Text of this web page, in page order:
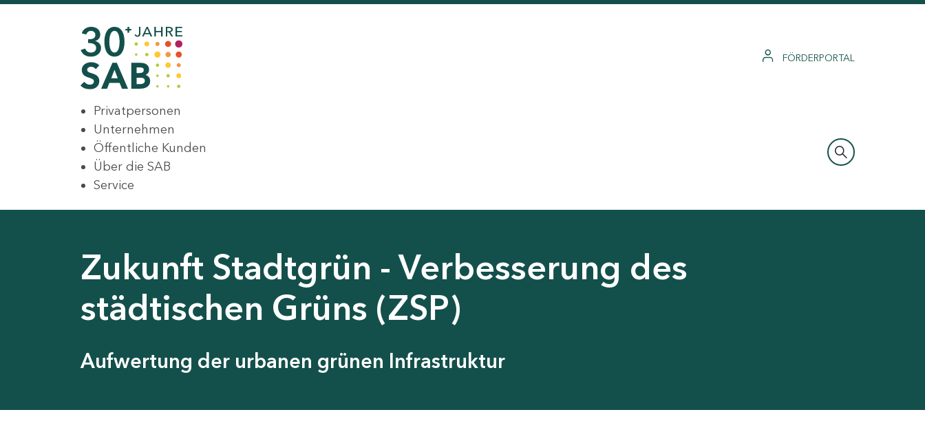
FÖRDERPORTAL
Privatpersonen
Unternehmen
Öffentliche Kunden
Über die SAB
Service
Zukunft Stadtgrün - Verbesserung des
städtischen Grüns (ZSP)
Aufwertung der urbanen grünen Infrastruktur